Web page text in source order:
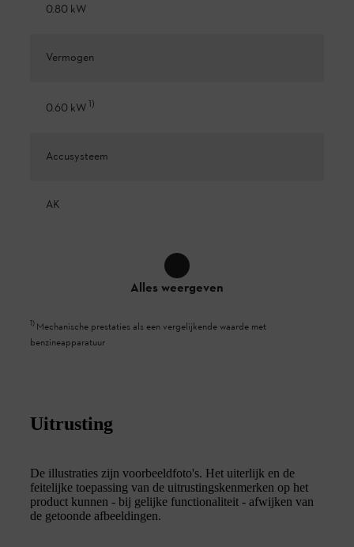
0.80 kW
Vermogen
0.60 kW1)
Accusysteem
AK
Alles weergeven
1) Mechanische prestaties als een vergelijkende waarde met
benzineapparatuur
Uitrusting
De illustraties zijn voorbeeldfoto's. Het uiterlijk en de
feitelijke toepassing van de uitrustingskenmerken op het
product kunnen - bij gelijke functionaliteit - afwijken van
de getoonde afbeeldingen.